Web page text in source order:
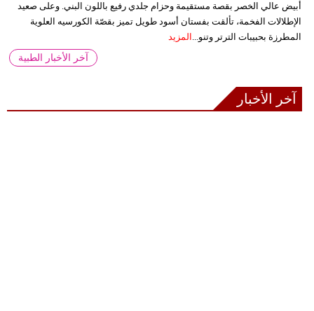
أبيض عالي الخصر بقصة مستقيمة وحزام جلدي رفيع باللون البني. وعلى صعيد
الإطلالات الفخمة، تألقت بفستان أسود طويل تميز بقصّة الكورسيه العلوية
المطرزة بحبيبات الترتر وتنو... المزيد
آخر الأخبار الطبية
آخر الأخبار